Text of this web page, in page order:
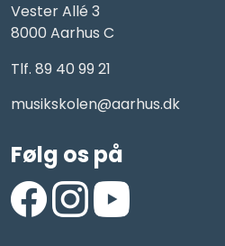
Vester Allé 3
8000 Aarhus C
Tlf. 89 40 99 21
musikskolen@aarhus.dk
Følg os på